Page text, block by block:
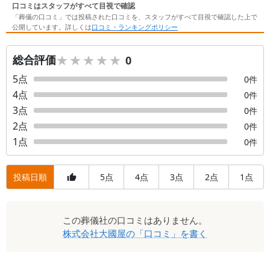
口コミはスタッフがすべて目視で確認
「葬儀の口コミ」では投稿された口コミを、スタッフがすべて目視で確認した上で
公開しています。詳しくは口コミ・ランキングポリシー
総合評価★★★★★
★★★★★ 0
5点 0件
4点 0件
3点 0件
2点 0件
1 点 0件
投稿日順 5点 4点 3点 2点 1 点
この葬儀社の口コミはありません。
株式会社大國屋の「口コミ」を書く